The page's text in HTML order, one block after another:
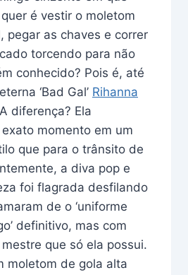
é vestir o moletom
pegar as chaves e correr
torcendo para não
conhecido? Pois é, até
‘Bad Gal’ Rihanna
diferença? Ela
momento em um
que para o trânsito de
a diva pop e
foi flagrada desfilando
de o ‘uniforme
definitivo, mas com
que só ela possui.
moletom de gola alta